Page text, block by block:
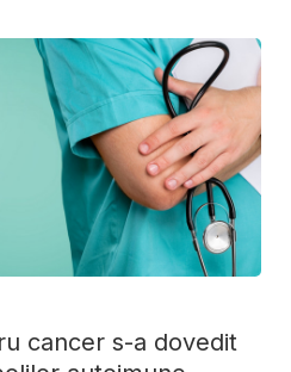
cancer s-a dovedit